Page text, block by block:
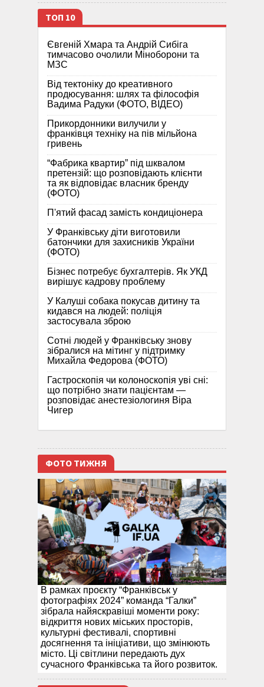
ТОП 10
Євгеній Хмара та Андрій Сибіга
тимчасово очолили Міноборони та
МЗС
Від тектоніку до креативного
продюсування: шлях та філософія
Вадима Радуки (ФОТО, ВІДЕО)
Прикордонники вилучили у
франківця техніку на пів мільйона
гривень
“Фабрика квартир” під шквалом
претензій: що розповідають клієнти
та як відповідає власник бренду
(ФОТО)
П'ятий фасад замість кондиціонера
У Франківську діти виготовили
батончики для захисників України
(ФОТО)
Бізнес потребує бухгалтерів. Як УКД
вирішує кадрову проблему
У Калуші собака покусав дитину та
кидався на людей: поліція
застосувала зброю
Сотні людей у Франківську знову
зібралися на мітинг у підтримку
Михайла Федорова (ФОТО)
Гастроскопія чи колоноскопія уві сні:
що потрібно знати пацієнтам —
розповідає анестезіологиня Віра
Чигер
ФОТО ТИЖНЯ
В рамках проєкту “Франківськ у
фотографіях 2024” команда “Галки”
зібрала найяскравіші моменти року:
відкриття нових міських просторів,
культурні фестивалі, спортивні
досягнення та ініціативи, що змінюють
місто. Ці світлини передають дух
сучасного Франківська та його розвиток.